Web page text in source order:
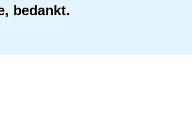
bedankt.